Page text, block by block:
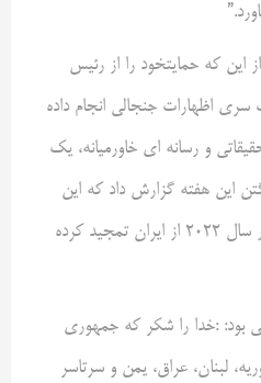
این که حمایتخود را از رئیس
اظهارات جنجالی انجام داده
و رسانه ای خاورمیانه، یک
این هفته گزارش داد که این
روحانی مسلمان در مصاحبه ای در سال ۲۰۲۲ از ایران تمجید کرده
:خدا را شکر که جمهوری
لبنان، عراق، یمن و سرتاسر